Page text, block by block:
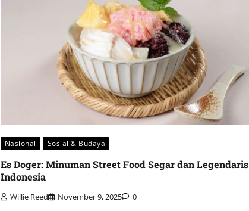
Nasional Sosial & Budaya
Es Doger: Minuman Street Food Segar dan Legendaris
Indonesia
Willie Reed November 9, 2025 0